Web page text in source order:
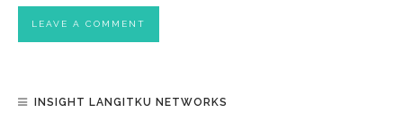
INSIGHT LANGITKU NETWORKS